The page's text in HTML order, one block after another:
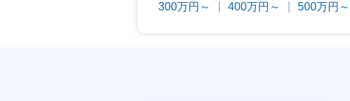
300万円～ 400万円～ 500万円～